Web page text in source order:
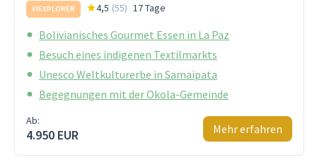
VIEXPLORER 4,5 (55) 17 Tage
Bolivianisches Gourmet Essen in La Paz
Besuch eines indigenen Textilmarkts
Unesco Weltkulturerbe in Samaipata
Begegnungen mit der Okola-Gemeinde
Ab:
4.950 EUR Mehr erfahren